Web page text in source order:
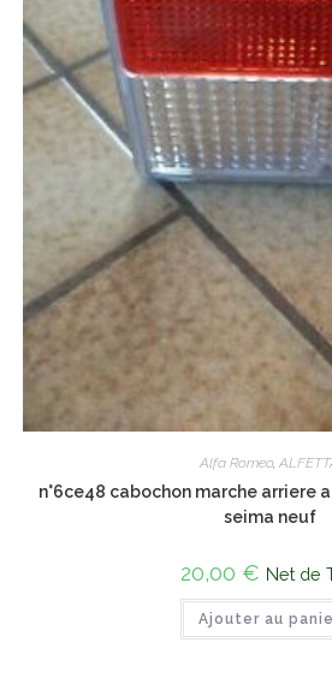
Alfa Romeo,
n°6ce48 cabochon marche arriere
seima neuf
20,00 € Net de
Ajouter au